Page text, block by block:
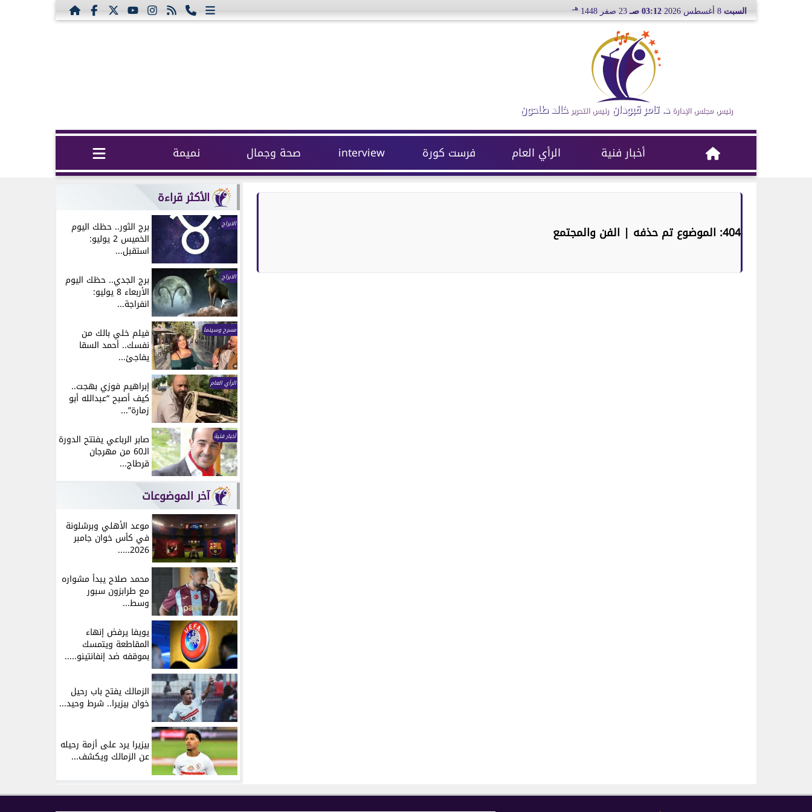
السبت 03:12 صـ 23 صفر 1448 هـ
رئيس مجلس الإدارة د. تامر قبودان رئيس التحرير خالد طاحون
أخبار فنية الرأي العام فرست كورة interview صحة وجمال نميمة
404: الموضوع تم حذفه | الفن والمجتمع
الأكثر قراءة
الابراج برج الثور.. حظك اليوم
الخميس 2 يوليو:
استقبل...
الابراج برج الجدي.. حظك اليوم
الأربعاء 8 يوليو:
انفراجة...
مسرح وسينما فيلم خلي بالك من
نفسك.. أحمد السقا
يفاجئ...
الرأي العام إبراهيم فوزي بهجت..
كيف أصبح “عبدالله أبو
زمارة”...
أخبار فنية صابر الرباعي يفتتح الدورة
الـ60 من مهرجان
قرطاج...
آخر الموضوعات
موعد الأهلي وبرشلونة
في كأس خوان جامبر
2026.....
محمد صلاح يبدأ مشواره
مع طرابزون سبور
وسط...
يويفا يرفض إنهاء
المقاطعة ويتمسك
بموقفه ضد إنفانتينو.....
الزمالك يفتح باب رحيل
خوان بيزيرا.. شرط وحيد...
بيزيرا يرد على أزمة رحيله
عن الزمالك ويكشف...